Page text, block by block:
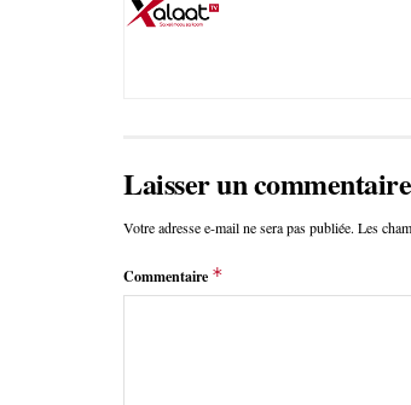
Laisser un commentaire
Votre adresse e-mail ne sera pas publiée. Les
Commentaire *